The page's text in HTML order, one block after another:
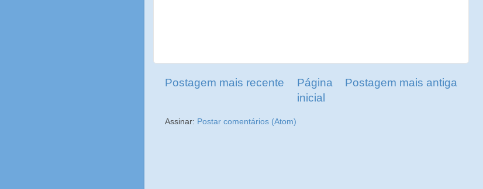
Postagem mais recente Postagem mais antiga
Página
inicial
Assinar: Postar comentários (Atom)